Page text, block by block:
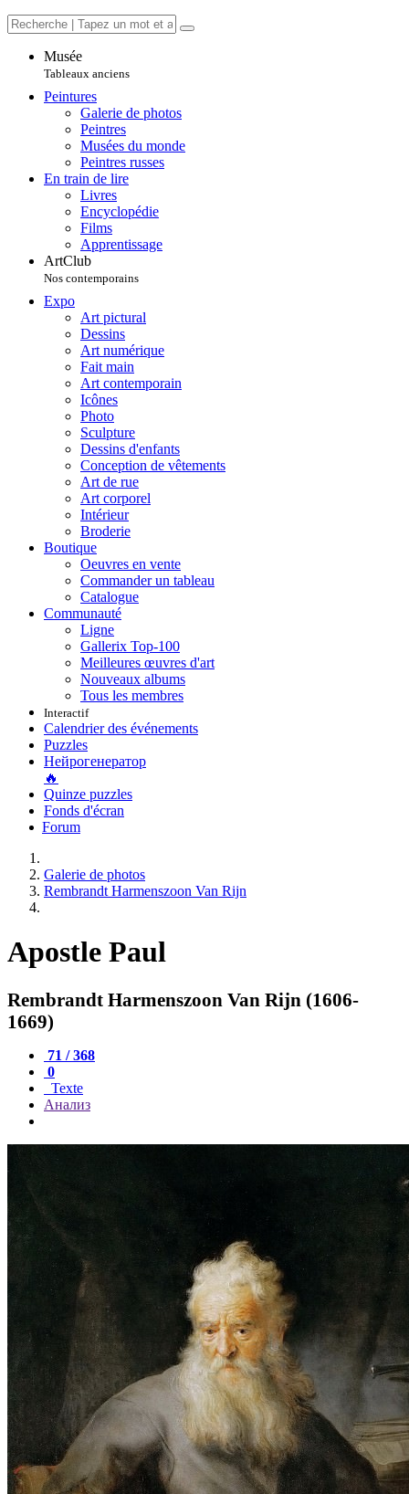
Musée
Tableaux anciens
Peintures
Galerie de photos
Peintres
Musées du monde
Peintres russes
En train de lire
Livres
Encyclopédie
Films
Apprentissage
ArtClub
Nos contemporains
Expo
Art pictural
Dessins
Art numérique
Fait main
Art contemporain
Icônes
Photo
Sculpture
Dessins d'enfants
Conception de vêtements
Art de rue
Art corporel
Intérieur
Broderie
Boutique
Oeuvres en vente
Commander un tableau
Catalogue
Communauté
Ligne
Gallerix Top-100
Meilleures œuvres d'art
Nouveaux albums
Tous les membres
Interactif
Calendrier des événements
Puzzles
Нейрогенератор
🔥
Quinze puzzles
Fonds d'écran
Forum
Galerie de photos
Rembrandt Harmenszoon Van Rijn
Apostle Paul
Rembrandt Harmenszoon Van Rijn (1606-
1669)
71 / 368
0
Texte
Анализ